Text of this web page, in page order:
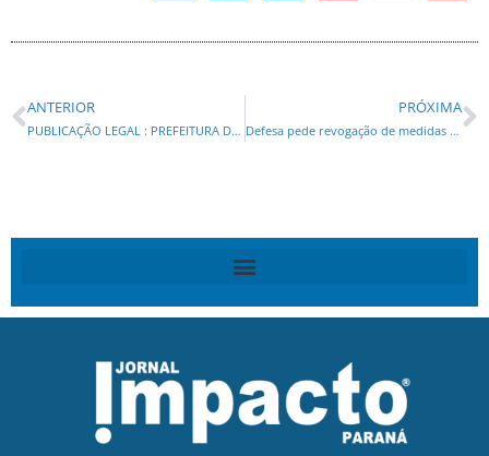
ANTERIOR
PUBLICAÇÃO LEGAL : PREFEITURA DO MUNICÍPIO DE TIBAGI – DISPENSA Nº 21/2025
PRÓXIMA
Defesa pede revogação de medidas cautelares contra Jair Bolsonaro